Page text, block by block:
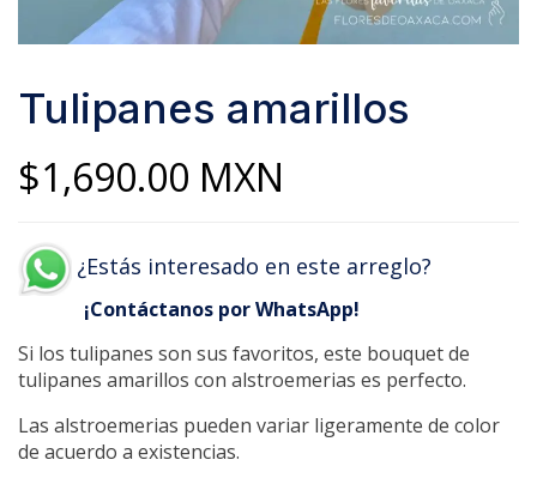
Tulipanes amarillos
$1,690.00 MXN
¿Estás interesado en este arreglo?
¡Contáctanos por WhatsApp!
Si los tulipanes son sus favoritos, este bouquet de
tulipanes amarillos con alstroemerias es perfecto.
Las alstroemerias pueden variar ligeramente de color
de acuerdo a existencias.